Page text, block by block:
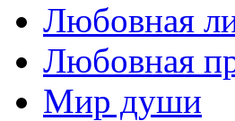
Любовная
Любовная
Мир души